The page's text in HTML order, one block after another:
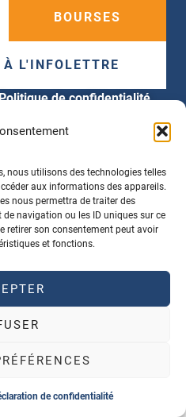
nous utilisons des technologies telles
aux informations des appareils.
nous permettra de traiter des
navigation ou les ID uniques sur ce
retirer son consentement peut avoir
et fonctions.
de confidentialité
BOURSES
À L'INFOLETTRE
de confidentialité
, hébergé au Canada